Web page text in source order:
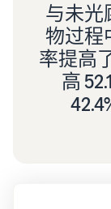
与未光
物过程
率提高
高